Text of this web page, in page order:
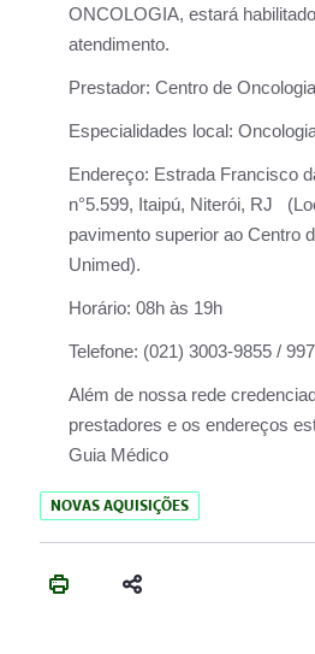
ONCOLOGIA, estará
atendimento.
Prestador: Centro de
Especialidades local:
Endereço: Estrada Francisco
n°5.599, Itaipú, Niterói, RJ
pavimento superior ao Centro
Unimed).
Horário: 08h às 19h
Telefone: (021) 3003-9855 /
Além de nossa rede
prestadores e os endereços
Guia Médico
NOVAS AQUISIÇÕES